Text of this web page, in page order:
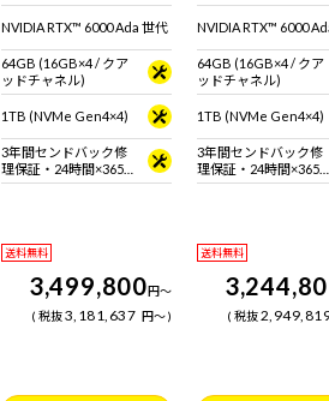
NVIDIA RTX™ 6000 Ada 世代
64GB (16GB×4 / クア
ッドチャネル)
1TB (NVMe Gen4×4)
3年間センドバック修
理保証・24時間×365
日電話サポート
送料無料
3,499,800円～
税抜3,181,637 円～
NVIDIA RTX™ 6000
64GB (16GB×4 / クア
ッドチャネル)
1TB (NVMe Gen4×4)
3年間センドバック修
理保証・24時間×365
日電話サポート
送料無料
税抜